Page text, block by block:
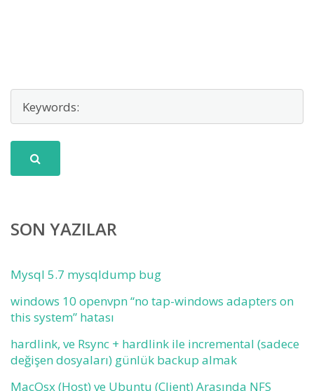
SON YAZILAR
Mysql 5.7 mysqldump bug
windows 10 openvpn “no tap-windows adapters on
this system” hatası
hardlink, ve Rsync + hardlink ile incremental (sadece
değişen dosyaları) günlük backup almak
MacOsx (Host) ve Ubuntu (Client) Arasında NFS